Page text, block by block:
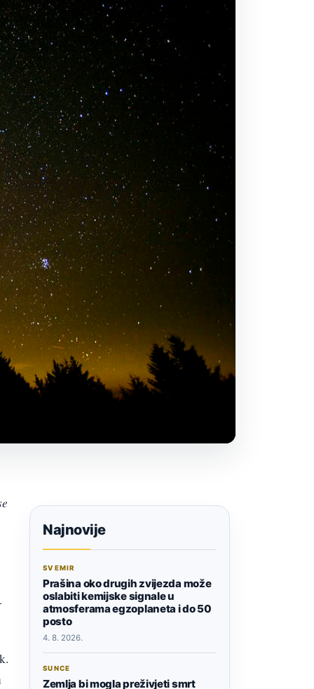
Najnovije
SVEMIR
Prašina oko drugih zvijezda može
oslabiti kemijske signale u
atmosferama egzoplaneta i do 50
posto
4. 8. 2026.
SUNCE
Zemlja bi mogla preživjeti smrt